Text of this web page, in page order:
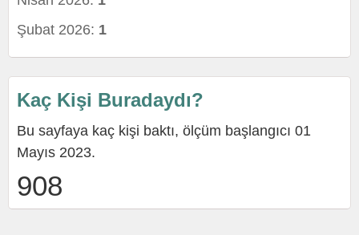
Şubat 2026: 1
Kaç Kişi Buradaydı?
Bu sayfaya kaç kişi baktı, ölçüm başlangıcı 01
Mayıs 2023.
908